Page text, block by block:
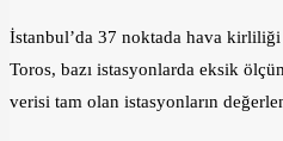
İstanbul’da 37 noktada hava kirliliği
Toros, bazı istasyonlarda eksik
verisi tam olan istasyonların